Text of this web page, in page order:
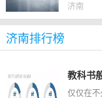
济南
济南排行榜
仅仅在